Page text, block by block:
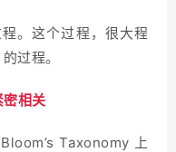
。这个过程，很大程
过程。
相关
Taxonomy 上